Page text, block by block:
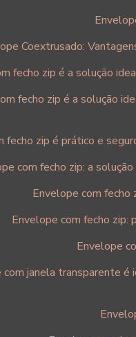
Coextrusado:
fecho zip é a solução
fecho zip é a solução
fecho zip é prático e
com fecho zip: a
Envelope com fecho
Envelope com fecho zip:
Envelope
com janela transparente é